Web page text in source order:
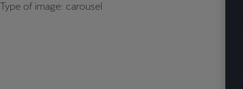
Type of image: carousel